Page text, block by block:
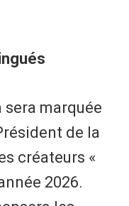
marquée
de la
créateurs «
2026.